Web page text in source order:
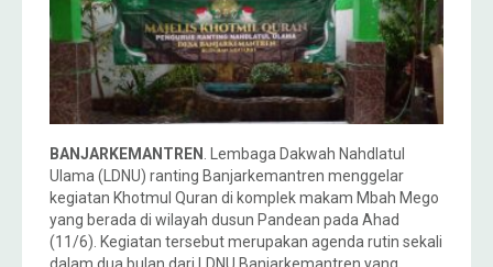
BANJARKEMANTREN
. Lembaga Dakwah Nahdlatul
Ulama (LDNU) ranting Banjarkemantren menggelar
kegiatan Khotmul Quran di komplek makam Mbah Mego
yang berada di wilayah dusun Pandean pada Ahad
(11/6). Kegiatan tersebut merupakan agenda rutin sekali
dalam dua bulan dari LDNU Banjarkemantren yang